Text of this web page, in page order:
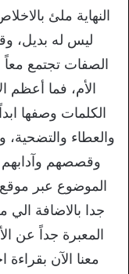
النهاية ملئ
ليس له بديل،
الصفات تجتمع
الأم، فما أعظم
الكلمات وصفها
والعطاء والتضحية،
وقصصهم وآدابهم
الموضوع عبر موقع
جدا بالاضافة
المعبرة جداً عن
معنا الآن